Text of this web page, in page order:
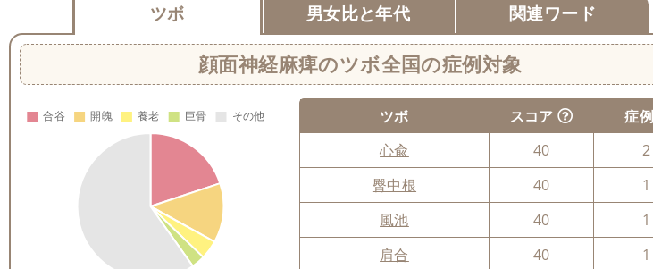
ツボ 男女比と年代 関連ワード
顔面神経麻痺のツボ全国の症例対象
ツボ スコア
症
心兪
40
2
臀中根
40
1
風池
40
1
肩合
40
1